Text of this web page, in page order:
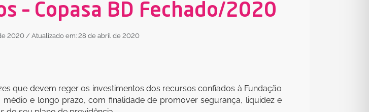
– Copasa BD Fechado/2020
2020 / Atualizado em: 28 de abril de 2020
que devem reger os investimentos dos recursos confiados à Fundação
e longo prazo, com finalidade de promover segurança, liquidez e